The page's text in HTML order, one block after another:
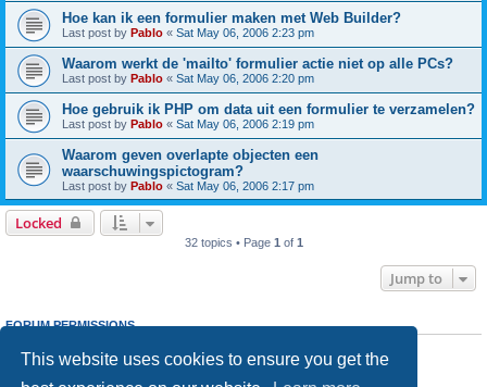
This website uses cookies to ensure you get the
Hoe kan ik een formulier maken met Web Builder?
Last post by Pablo « Sat May 06, 2006 2:23 pm
Waarom werkt de 'mailto' formulier actie niet op alle PCs?
Last post by Pablo « Sat May 06, 2006 2:20 pm
Hoe gebruik ik PHP om data uit een formulier te verzamelen?
Last post by Pablo « Sat May 06, 2006 2:19 pm
Waarom geven overlapte objecten een
waarschuwingspictogram?
Last post by Pablo « Sat May 06, 2006 2:17 pm
Locked
32 topics • Page 1 of 1
Jump to
FORUM PERMISSIONS
cannotreply to topics in this forum